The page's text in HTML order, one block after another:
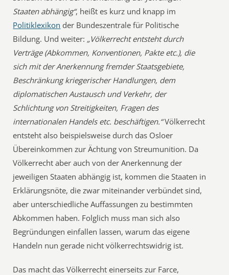
Staaten abhängig“, heißt es kurz und knapp im
Politiklexikon der Bundeszentrale für Politische
Bildung. Und weiter: „Völkerrecht entsteht durch
Verträge (Abkommen, Konventionen, Pakte etc.), die
sich mit der Anerkennung fremder Staatsgebiete,
Beschränkung kriegerischer Handlungen, dem
diplomatischen Austausch und Verkehr, der
Schlichtung von Streitigkeiten, Fragen des
internationalen Handels etc. beschäftigen.“Völkerrecht
entsteht also beispielsweise durch das Osloer
Übereinkommen zur Ächtung von Streumunition. Da
Völkerrecht aber auch von der Anerkennung der
jeweiligen Staaten abhängig ist, kommen die Staaten in
Erklärungsnöte, die zwar miteinander verbündet sind,
aber unterschiedliche Auffassungen zu bestimmten
Abkommen haben. Folglich muss man sich also
Begründungen einfallen lassen, warum das eigene
Handeln nun gerade nicht völkerrechtswidrig ist.
Das macht das Völkerrecht einerseits zur Farce,